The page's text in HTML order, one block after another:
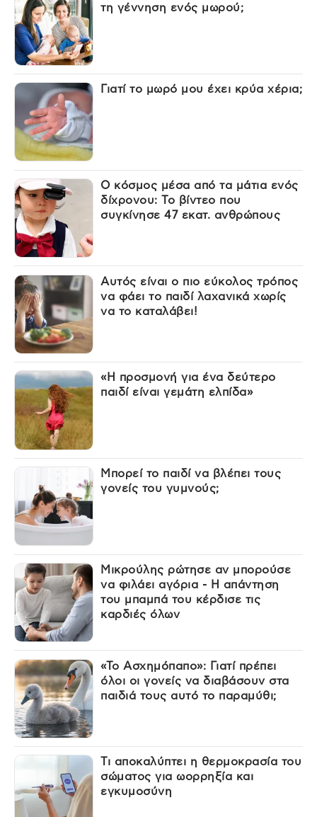
τη γέννηση ενός μωρού;
Γιατί το μωρό μου έχει κρύα χέρια;
Ο κόσμος μέσα από τα μάτια ενός
δίχρονου: Το βίντεο που
συγκίνησε 47 εκατ. ανθρώπους
Αυτός είναι ο πιο εύκολος τρόπος
να φάει το παιδί λαχανικά χωρίς
να το καταλάβει!
«Η προσμονή για ένα δεύτερο
παιδί είναι γεμάτη ελπίδα»
Μπορεί το παιδί να βλέπει τους
γονείς του γυμνούς;
Μικρούλης ρώτησε αν μπορούσε
να φιλάει αγόρια - Η απάντηση
του μπαμπά του κέρδισε τις
καρδιές όλων
«Το Ασχημόπαπο»: Γιατί πρέπει
όλοι οι γονείς να διαβάσουν στα
παιδιά τους αυτό το παραμύθι;
Τι αποκαλύπτει η θερμοκρασία του
σώματος για ωορρηξία και
εγκυμοσύνη